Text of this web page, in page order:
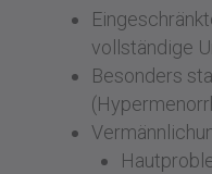
vollständige
Besonders